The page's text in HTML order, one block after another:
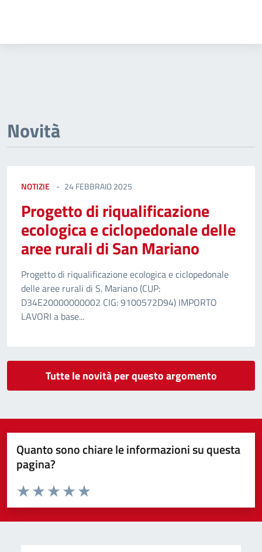
Novità
NOTIZIE 24 FEBBRAIO 2025
Progetto di riqualificazione
ecologica e ciclopedonale delle
aree rurali di San Mariano
Progetto di riqualificazione ecologica e ciclopedonale
delle aree rurali di S. Mariano (CUP:
D34E20000000002 CIG: 9100572D94) IMPORTO
LAVORI a base...
Tutte le novità per questo argomento
Quanto sono chiare le informazioni su questa
pagina?
Valuta da 1 a 5 stelle la pagina
Valuta 5 stelle su 5
Valuta 4 stelle su 5
Valuta 3 stelle su 5
Valuta 2 stelle su 5
Valuta 1 stelle su 5